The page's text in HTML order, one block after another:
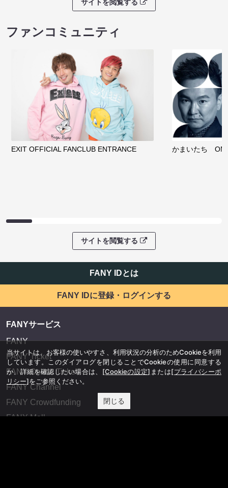
サイトを閲覧する
ファンコミュニティ
EXIT OFFICIAL FANCLUB ENTRANCE かまいたち
サイトを閲覧する
FANY IDとは
FANY IDに登録・ログインする
FANYサービス
FANY
FANY Ticket
FANY Online Ticket
FANY Channel
FANY Crowdfunding
FANY Mall
当サイトは、お客様の使いやすさ、利用状況の分析のためCookieを利用
しています。このダイアログを閉じることでCookieの使用に同意する
か、詳細を確認したい場合は、 [Cookieの設定] または[プライバシーポ
リシー]をご参照ください。
閉じる